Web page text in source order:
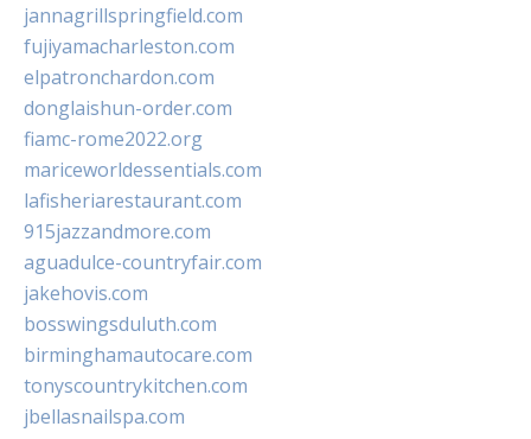
jannagrillspringfield.com
fujiyamacharleston.com
elpatronchardon.com
donglaishun-order.com
fiamc-rome2022.org
mariceworldessentials.com
lafisheriarestaurant.com
915jazzandmore.com
aguadulce-countryfair.com
jakehovis.com
bosswingsduluth.com
birminghamautocare.com
tonyscountrykitchen.com
jbellasnailspa.com